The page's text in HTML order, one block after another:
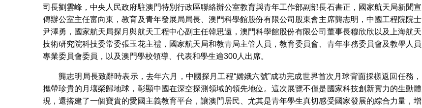
司長劉雲峰，中央人民政府駐澳門特別行政區聯絡辦公室教育與青年工作部副部長石書正，國家航天局新聞宣
傳辦公室主任富向東，教育及青年發展局局長、澳門科學館股份有限公司股東會主席龔志明，中國工程院院士
尹澤勇，國家航天局探月與航天工程中心副主任韓思遠，澳門科學館股份有限公司董事長穆欣欣以及上海航天
技術研究院科技委常委張玉花主禮，國家航天局和教青局主管人員，教育委員會、青年事務委員會及教學人員
專業委員會委員，以及澳門學校領導、代表和學生逾300人出席。
龔志明局長致辭時表示，去年六月，中國探月工程“嫦娥六號”成功完成世界首次月球背面採樣返回任務，
攜帶珍貴的月壤榮歸地球，彰顯中國在深空探測領域的領先地位。這次展覽不僅是國家科技創新實力的生動體
現，還搭建了一個寶貴的愛國主義教育平台，讓澳門居民、尤其是青年學生真切感受國家發展的綜合力量，增